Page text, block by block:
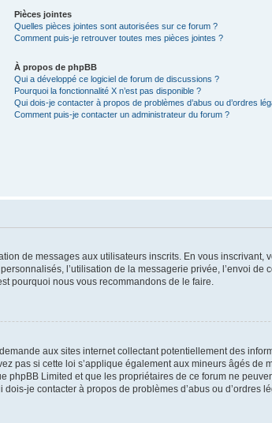
Pièces jointes
Quelles pièces jointes sont autorisées sur ce forum ?
Comment puis-je retrouver toutes mes pièces jointes ?
À propos de phpBB
Qui a développé ce logiciel de forum de discussions ?
Pourquoi la fonctionnalité X n’est pas disponible ?
Qui dois-je contacter à propos de problèmes d’abus ou d’ordres
Comment puis-je contacter un administrateur du forum ?
de messages aux utilisateurs inscrits. En vous inscrivant,
l’utilisation de la messagerie privée, l’envoi de
pourquoi nous vous recommandons de le faire.
aux sites internet collectant potentiellement des
pas si cette loi s’applique également aux mineurs âgés de
Limited et que les propriétaires de ce forum ne
je contacter à propos de problèmes d’abus ou d’ordres